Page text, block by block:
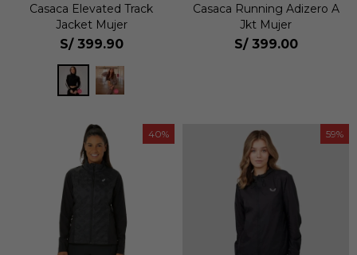
Casaca Elevated Track
Jacket Mujer
S/ 399.90
Casaca Running Adizero A
Jkt Mujer
S/ 399.00
40 59